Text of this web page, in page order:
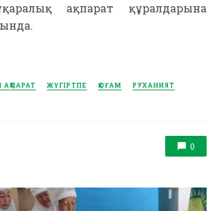
ақпарат құралдарына
ЖҮГІРТПЕ ҚОҒАМ РУХАНИЯТ
0